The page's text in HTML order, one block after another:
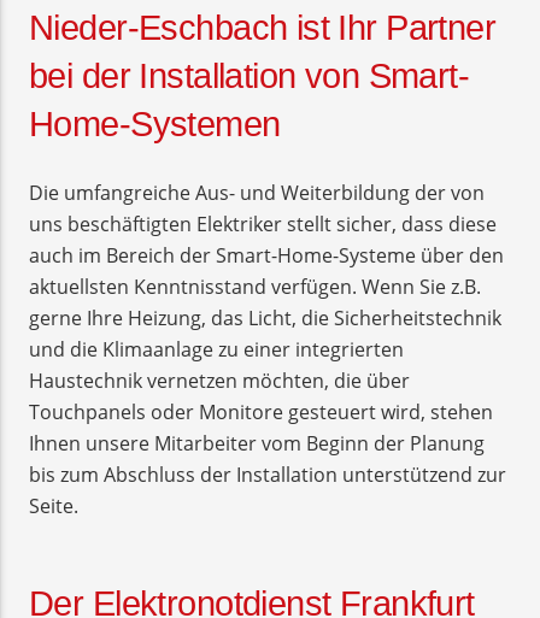
Nieder-Eschbach ist Ihr Partner
bei der Installation von Smart-
Home-Systemen
Die umfangreiche Aus- und Weiterbildung der von
uns beschäftigten Elektriker stellt sicher, dass diese
auch im Bereich der Smart-Home-Systeme über den
aktuellsten Kenntnisstand verfügen. Wenn Sie z.B.
gerne Ihre Heizung, das Licht, die Sicherheitstechnik
und die Klimaanlage zu einer integrierten
Haustechnik vernetzen möchten, die über
Touchpanels oder Monitore gesteuert wird, stehen
Ihnen unsere Mitarbeiter vom Beginn der Planung
bis zum Abschluss der Installation unterstützend zur
Seite.
Der Elektronotdienst Frankfurt